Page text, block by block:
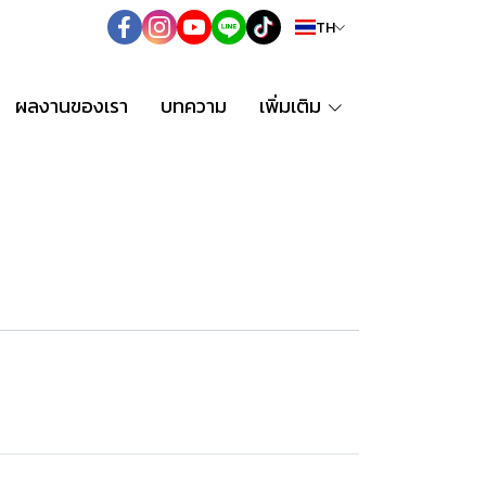
TH
ผลงานของเรา บทความ เพิ่มเติม